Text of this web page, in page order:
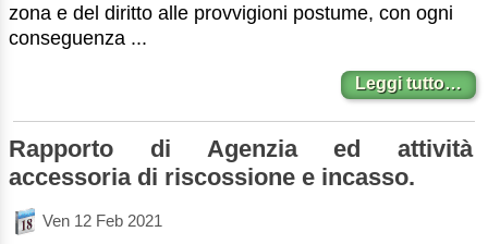
zona e del diritto alle provvigioni postume, con ogni
conseguenza ...
Leggi tutto…
Rapporto di Agenzia ed attività
accessoria di riscossione e incasso.
Ven 12 Feb 2021